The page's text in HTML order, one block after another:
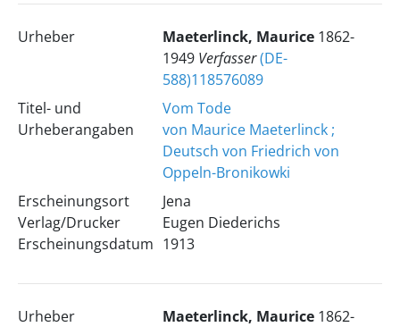
Urheber Maeterlinck, Maurice 1862-
1949 Verfasser(DE-
588)118576089
Titel- und
Urheberangaben
Vom Tode
von Maurice Maeterlinck ;
Deutsch von Friedrich von
Oppeln-Bronikowki
Erscheinungsort
Verlag/Drucker
Erscheinungsdatum
Jena
Eugen Diederichs
1913
Urheber Maeterlinck, Maurice 1862-